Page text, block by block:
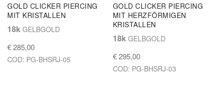
GOLD CLICKER PIERCING
MIT KRISTALLEN
18k GELBGOLD
€ 285,00
COD: PG-BHSRJ-05
GOLD CLICKER PIERCING
MIT HERZFÖRMIGEN
KRISTALLEN
18k GELBGOLD
€ 295,00
COD: PG-BHSRJ-03